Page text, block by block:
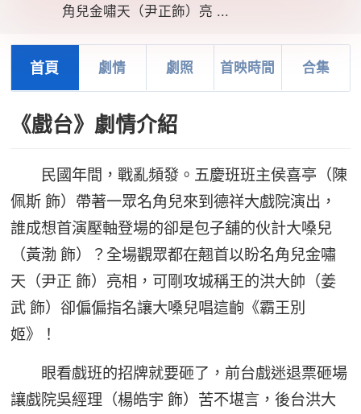
角兒金嘯天（尹正飾）亮 ...
首頁 劇情 劇照 首映時間 合集
《戲台》劇情介紹
民國年間，戰亂頻發。五慶班班主侯喜亭（陳
佩斯 飾）帶著一眾名角兒來到德祥大戲院演出，
誰成想首演壓軸登場的卻是包子舖的伙計大嗓兒
（黃渤 飾）？全場觀眾都在翹首以盼名角兒金嘯
天（尹正 飾）亮相，可剛攻城稱王的洪大帥（姜
武 飾）卻偏偏指名讓大嗓兒唱這齣《霸王別
姬》！
眼看戲班的招牌就要砸了，前台戲迷退票砸場
讓戲院吳經理（楊皓宇 飾）苦不堪言，後台洪大